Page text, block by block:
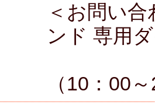
＜お問い
ンド 専用
（10：00